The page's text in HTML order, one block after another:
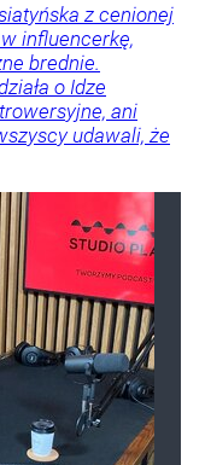
z cenionej
influencerkę,
brednie.
o Idze
ani
udawali, że